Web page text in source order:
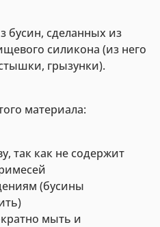
бусин, сделанных из
силикона (из него
грызунки).
материала:
так как не содержит
(бусины
мыть и